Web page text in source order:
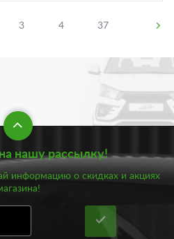
3 4 37
нашу рассылку!
информацию о скидках и акциях